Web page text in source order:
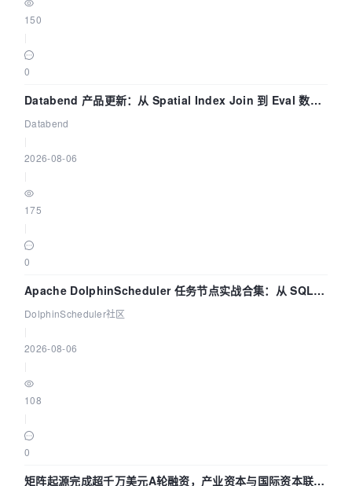
150
0
Databend 产品更新：从 Spatial Index Join 到 Eval 数据
管道
Databend
2026-08-06
175
0
Apache DolphinScheduler 任务节点实战合集：从 SQL、
DataX 到 Spark、Flink 一次配置全打通
DolphinScheduler社区
2026-08-06
108
0
矩阵起源完成超千万美元A轮融资，产业资本与国际资本联手